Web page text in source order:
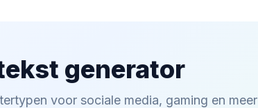
generator
voor sociale media, gaming en meer